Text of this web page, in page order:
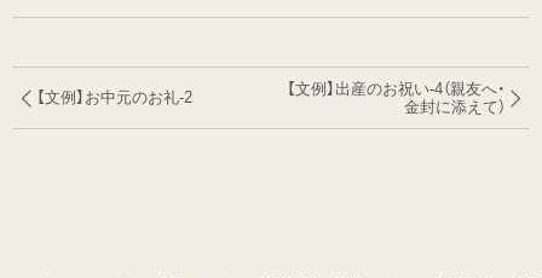
【文例】お中元のお礼-2
【文例】出産のお祝い-4（親友へ・
金封に添えて）